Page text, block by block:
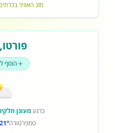
מזג האוויר
פורטו
הוסף
כרגעמעונן
טמפרטורה